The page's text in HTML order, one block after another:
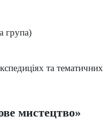
група)
та
мистецтво»